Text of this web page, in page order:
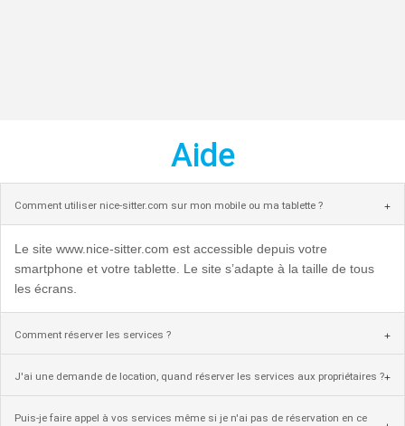
Aide
Comment utiliser nice-sitter.com sur mon mobile ou ma tablette ?
Le site www.nice-sitter.com est accessible depuis votre
smartphone et votre tablette. Le site s’adapte à la taille de tous
les écrans.
Comment réserver les services ?
J'ai une demande de location, quand réserver les services aux propriétaires ?
Puis-je faire appel à vos services même si je n'ai pas de réservation en ce